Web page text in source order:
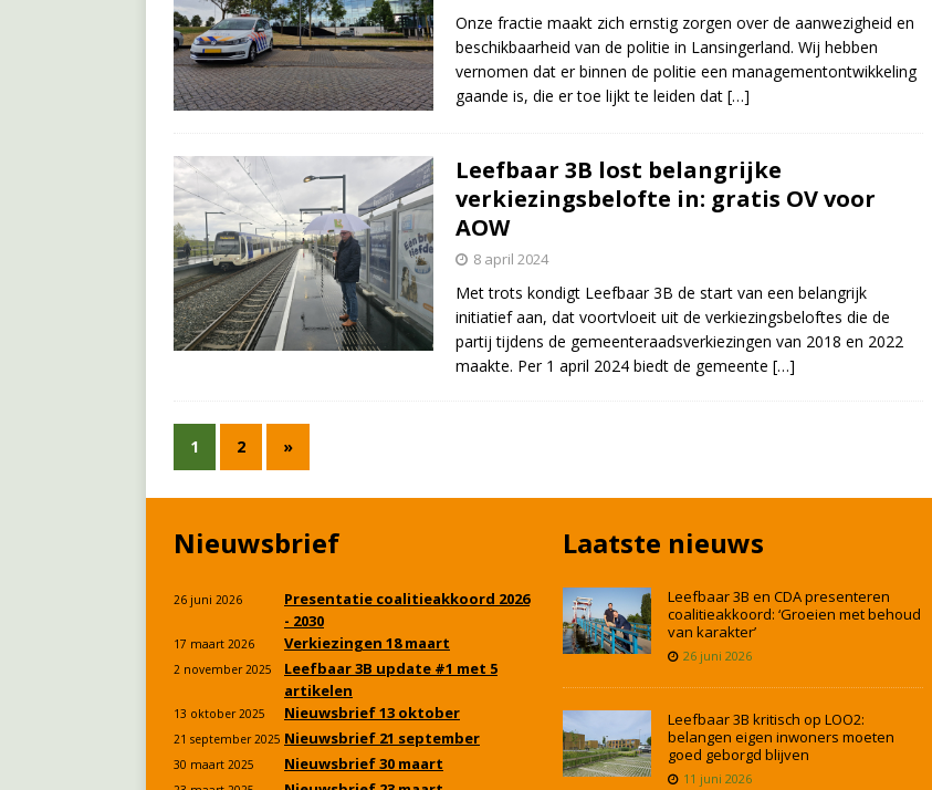
Onze fractie maakt zich ernstig zorgen over de aanwezigheid en
beschikbaarheid van de politie in Lansingerland. Wij hebben
vernomen dat er binnen de politie een managementontwikkeling
gaande is, die er toe lijkt te leiden dat […]
Leefbaar 3B lost belangrijke
verkiezingsbelofte in: gratis OV voor
AOW
8 april 2024
Met trots kondigt Leefbaar 3B de start van een belangrijk
initiatief aan, dat voortvloeit uit de verkiezingsbeloftes die de
partij tijdens de gemeenteraadsverkiezingen van 2018 en 2022
maakte. Per 1 april 2024 biedt de gemeente […]
1 2 »
Nieuwsbrief
26 juni 2026
Presentatie coalitieakkoord 2026
- 2030
17 maart 2026 Verkiezingen 18 maart
2 november 2025
Leefbaar 3B update #1 met 5
artikelen
13 oktober 2025 Nieuwsbrief 13 oktober
21 september 2025 Nieuwsbrief 21 september
30 maart 2025 Nieuwsbrief 30 maart
Laatste nieuws
Leefbaar 3B en CDA presenteren
coalitieakkoord: ‘Groeien met behoud
van karakter’
26 juni 2026
Leefbaar 3B kritisch op LOO2:
belangen eigen inwoners moeten
goed geborgd blijven
11 juni 2026